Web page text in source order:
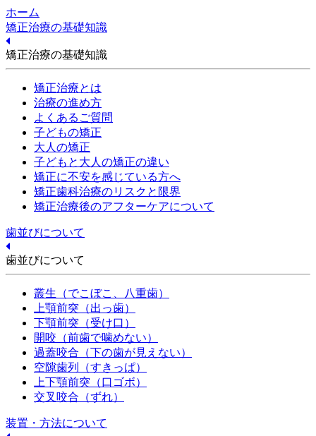
ホーム
矯正治療の基礎知識
矯正治療の基礎知識
矯正治療とは
治療の進め方
よくあるご質問
子どもの矯正
大人の矯正
子どもと大人の矯正の違い
矯正に不安を感じている方へ
矯正歯科治療のリスクと限界
矯正治療後のアフターケアについて
歯並びについて
歯並びについて
叢生（でこぼこ、八重歯）
上顎前突（出っ歯）
下顎前突（受け口）
開咬（前歯で噛めない）
過蓋咬合（下の歯が見えない）
空隙歯列（すきっぱ）
上下顎前突（口ゴボ）
交叉咬合（ずれ）
装置・方法について